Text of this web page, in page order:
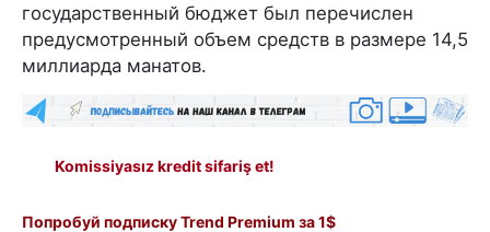
государственный бюджет был перечислен
предусмотренный объем средств в размере 14,5
миллиарда манатов.
Komissiyasız kredit sifariş et!
Попробуй подписку Trend Premium за 1$